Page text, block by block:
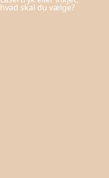
hvad skal du vælge?